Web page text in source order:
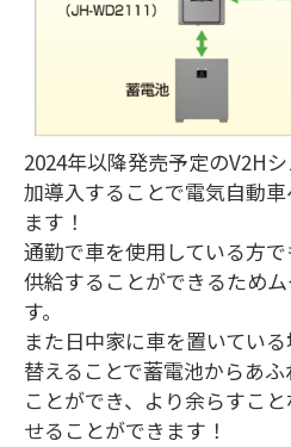
2024年以降発売予定のV2H
加導入することで電気自動
ます！
通勤で車を使用している方
供給することができるため
す。
また日中家に車を置いてい
替えることで蓄電池からあ
ことができ、より余らすこ
せることができます！